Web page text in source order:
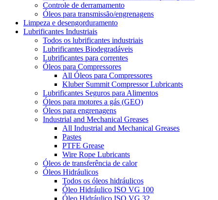
Controle de derramamento
Óleos para transmissão/engrenagens
Limpeza e desengorduramento
Lubrificantes Industriais
Todos os lubrificantes industriais
Lubrificantes Biodegradáveis
Lubrificantes para correntes
Óleos para Compressores
All Óleos para Compressores
Kluber Summit Compressor Lubricants
Lubrificantes Seguros para Alimentos
Óleos para motores a gás (GEO)
Óleos para engrenagens
Industrial and Mechanical Greases
All Industrial and Mechanical Greases
Pastes
PTFE Grease
Wire Rope Lubricants
Óleos de transferência de calor
Óleos Hidráulicos
Todos os óleos hidráulicos
Óleo Hidráulico ISO VG 100